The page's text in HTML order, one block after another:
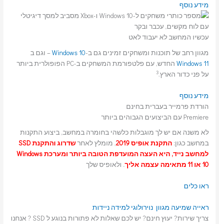
מידע נוסף
עכשיו המחשב לא יעבוד לאט
מגוון רחב של תוכנות ומשחקים זמינים גם ב-Windows 10– וגם ב
Windows 11
החדש, עם פלטפורמת המשחקים ב-PC הפופולרית ביותר
על פני כדור הארץ.3
מידע נוסף
הורדת פרמייר בעברית בחינם
Premiere עם הביצועים הגבוהים ביותר
לא משנה אם יש לך מוגבלות כלשהי בחומרה במחשב, ביצוע התקנות
במחשב כגון:התקנת אופיס 2019 , מומלץ לאחר
שדרוג והתקנת SSD
למחשב נייד, היא העצה המועדפת הטובה ביותר ומערכת Windows
10 או 11 מתאימה עצמה אליך
. ולאופיס שלך
ראו כלים
ראייה שמיעה מגוון נוירולוגי למידה ניידות
צריך שירות? יעוץ חינם? יש לכם שאלות לא פתורות בנוגע ל SSD ? אנחנו